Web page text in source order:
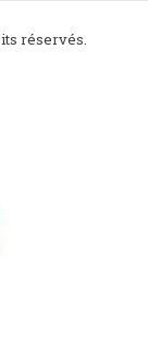
réservés.